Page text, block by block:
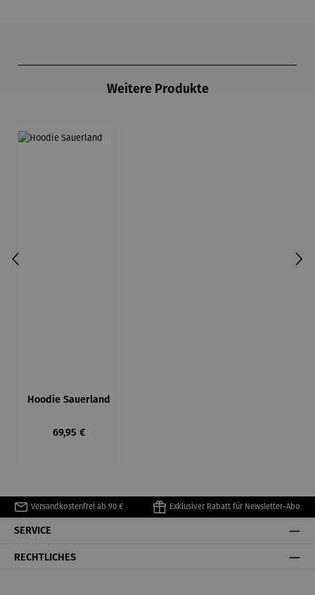
Weitere Produkte
Hoodie Sauerland
Regulärer Preis:
69,95 €
Versandkostenfrei ab 90 € Exklusiver Rabatt für Newsletter-Abo
SERVICE
RECHTLICHES